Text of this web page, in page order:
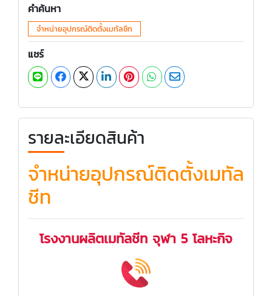
คำค้นหา
จำหน่ายอุปกรณ์ติดตั้งเมทัลชีท
แชร์
รายละเอียดสินค้า
จำหน่ายอุปกรณ์ติดตั้งเมทัล
ชีท
โรงงานผลิตเมทัลชีท จุฬา 5 โลหะกิจ